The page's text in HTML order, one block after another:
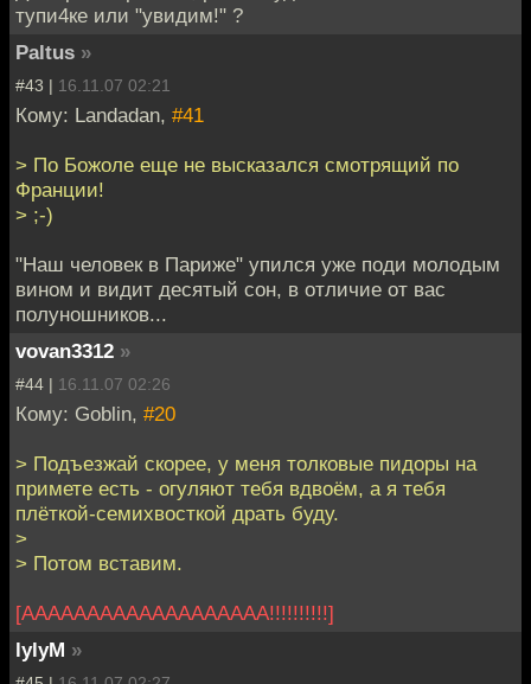
тупи4ке или "увидим!" ?
Paltus »
#43 | 16.11.07 02:21
Кому: Landadan, #41
> По Божоле еще не высказался смотрящий по
Франции!
> ;-)
"Наш человек в Париже" упился уже поди молодым
вином и видит десятый сон, в отличие от вас
полуношников...
vovan3312 »
#44 | 16.11.07 02:26
Кому: Goblin, #20
> Подъезжай скорее, у меня толковые пидоры на
примете есть - огуляют тебя вдвоём, а я тебя
плёткой-семихвосткой драть буду.
>
> Потом вставим.
[ААААААААААААААААААА!!!!!!!!!!]
lylyM »